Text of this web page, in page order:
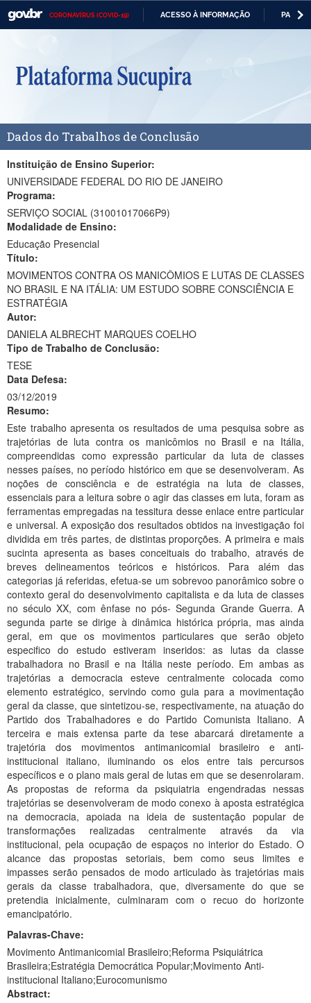
CORONAVÍRUS (COVID-19) ACESSO À INFORMAÇÃO
Casa Civil
Ministério da Defesa
Ministério da Economia
Ministério da Infraestrutura
Ministério da Educação
Ministério da Cidadania
Ministério da Saúde
Ministério de Minas e Energia
Ministério do Meio Ambiente
Ministério do Turismo
Ministério do Desenvolvimento Regional
Controladoria-Geral da União
Ministério da Mulher, da Família e dos Direitos Humanos
Secretaria-Geral
Secretaria de Governo
Gabinete de Segurança Institucional
Advocacia-Geral da União
Banco Central do Brasil
Planalto
Dados do Trabalhos de Conclusão
Instituição de Ensino Superior:
UNIVERSIDADE FEDERAL DO RIO DE JANEIRO
Programa:
SERVIÇO SOCIAL (31001017066P9)
Modalidade de Ensino:
Educação Presencial
Título:
MOVIMENTOS CONTRA OS MANICÔMIOS E LUTAS DE CLASSES
NO BRASIL E NA ITÁLIA: UM ESTUDO SOBRE CONSCIÊNCIA E
ESTRATÉGIA
Autor:
DANIELA ALBRECHT MARQUES COELHO
Tipo de Trabalho de Conclusão:
TESE
Data Defesa:
03/12/2019
Resumo:
Este trabalho apresenta os resultados de uma pesquisa sobre as
trajetórias de luta contra os manicômios no Brasil e na Itália,
compreendidas como expressão particular da luta de classes
nesses países, no período histórico em que se desenvolveram. As
noções de consciência e de estratégia na luta de classes,
essenciais para a leitura sobre o agir das classes em luta, foram as
ferramentas empregadas na tessitura desse enlace entre particular
e universal. A exposição dos resultados obtidos na investigação foi
dividida em três partes, de distintas proporções. A primeira e mais
sucinta apresenta as bases conceituais do trabalho, através de
breves delineamentos teóricos e históricos. Para além das
categorias já referidas, efetua-se um sobrevoo panorâmico sobre o
contexto geral do desenvolvimento capitalista e da luta de classes
no século XX, com ênfase no pós- Segunda Grande Guerra. A
segunda parte se dirige à dinâmica histórica própria, mas ainda
geral, em que os movimentos particulares que serão objeto
especifico do estudo estiveram inseridos: as lutas da classe
trabalhadora no Brasil e na Itália neste período. Em ambas as
trajetórias a democracia esteve centralmente colocada como
elemento estratégico, servindo como guia para a movimentação
geral da classe, que sintetizou-se, respectivamente, na atuação do
Partido dos Trabalhadores e do Partido Comunista Italiano. A
terceira e mais extensa parte da tese abarcará diretamente a
trajetória dos movimentos antimanicomial brasileiro e anti-
institucional italiano, iluminando os elos entre tais percursos
específicos e o plano mais geral de lutas em que se desenrolaram.
As propostas de reforma da psiquiatria engendradas nessas
trajetórias se desenvolveram de modo conexo à aposta estratégica
na democracia, apoiada na ideia de sustentação popular de
transformações realizadas centralmente através da via
institucional, pela ocupação de espaços no interior do Estado. O
alcance das propostas setoriais, bem como seus limites e
impasses serão pensados de modo articulado às trajetórias mais
gerais da classe trabalhadora, que, diversamente do que se
pretendia inicialmente, culminaram com o recuo do horizonte
emancipatório.
Palavras-Chave:
Movimento Antimanicomial Brasileiro;Reforma Psiquiátrica
Brasileira;Estratégia Democrática Popular;Movimento Anti-
institucional Italiano;Eurocomunismo
Abstract: